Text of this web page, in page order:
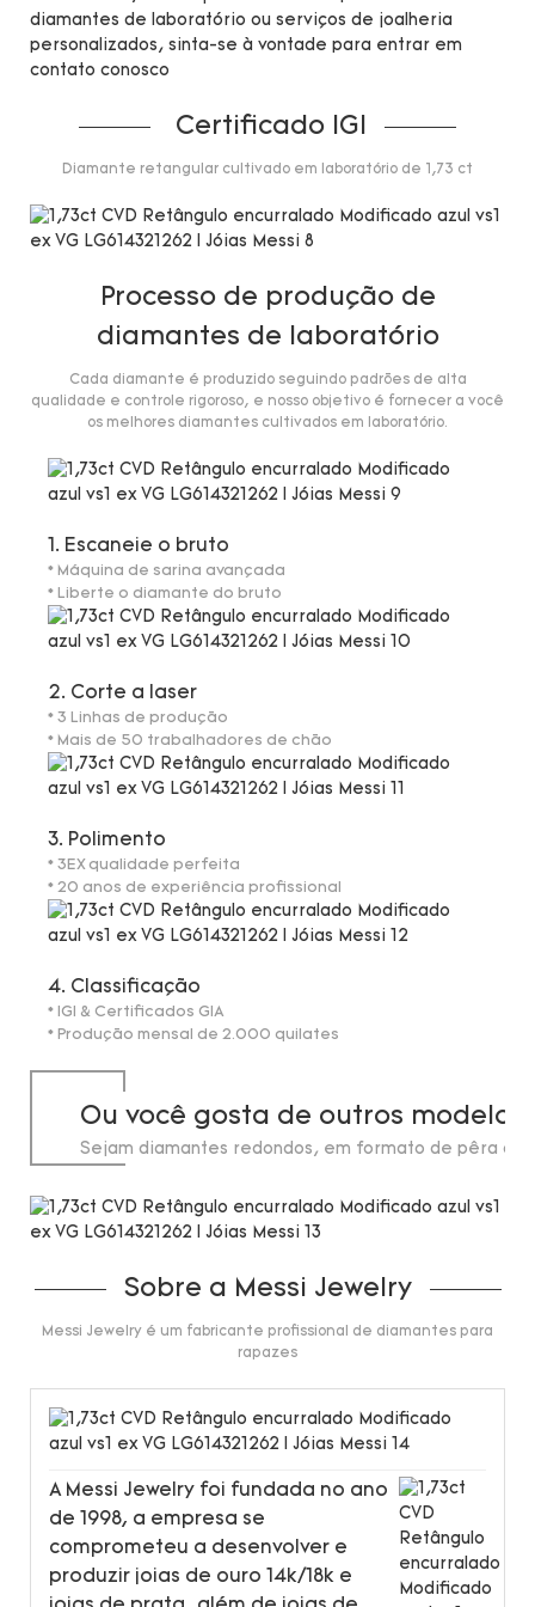
diamantes de laboratório ou serviços de joalheria
personalizados, sinta-se à vontade para entrar em
contato conosco
Certificado IGI
Diamante retangular cultivado em laboratório de 1,73 ct
Processo de produção de
diamantes de laboratório
Cada diamante é produzido seguindo padrões de alta
qualidade e controle rigoroso, e nosso objetivo é fornecer a você
os melhores diamantes cultivados em laboratório.
1. Escaneie o bruto
* Máquina de sarina avançada
* Liberte o diamante do bruto
2. Corte a laser
* 3 Linhas de produção
* Mais de 50 trabalhadores de chão
3. Polimento
* 3EX qualidade perfeita
* 20 anos de experiência profissional
4. Classificação
* IGI & Certificados GIA
* Produção mensal de 2.000 quilates
Ou você gosta de outros
Sejam diamantes redondos, em formato de pêra ou
Sobre a Messi Jewelry
Messi Jewelry é um fabricante profissional de diamantes para
rapazes
A Messi Jewelry foi fundada no ano
de 1998, a empresa se
comprometeu a desenvolver e
produzir joias de ouro 14k/18k e